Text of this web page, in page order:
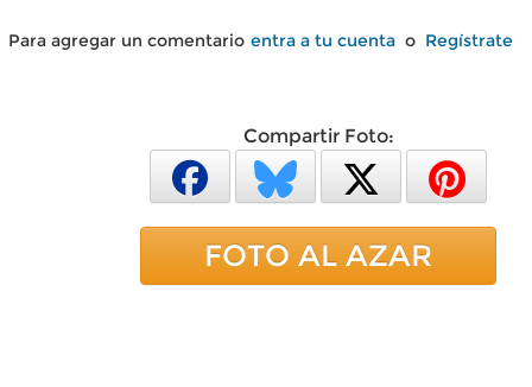
Para agregar un comentario entra a tu cuenta o Regístrate
Compartir Foto:
FOTO AL AZAR